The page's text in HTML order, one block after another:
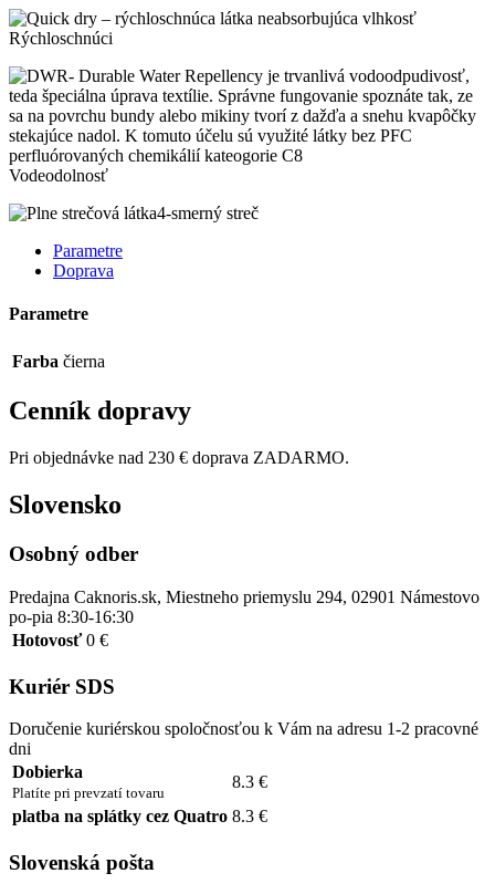
Rýchloschnúci
Vodeodolnosť
4-smerný streč
Parametre
Doprava
Parametre
Farba čierna
Cenník dopravy
Pri objednávke nad 230 € doprava ZADARMO.
Slovensko
Osobný odber
Predajna Caknoris.sk, Miestneho priemyslu 294, 02901 Námestovo
po-pia 8:30-16:30
Hotovosť 0 €
Kuriér SDS
Doručenie kuriérskou spoločnosťou k Vám na adresu 1-2 pracovné
dni
Dobierka
Platíte pri prevzatí tovaru
8.3 €
platba na splátky cez Quatro 8.3 €
Slovenská pošta